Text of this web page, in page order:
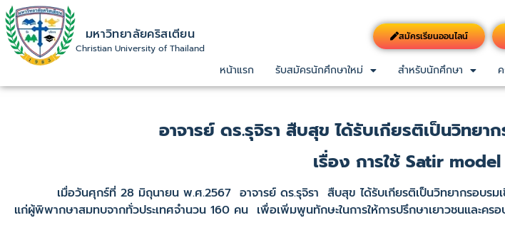
มหาวิทยาลัยคริสเตียน
Christian University of Thailand
สมัครเรียนออนไลน์
หน้าแรก รับสมัครนักศึกษาใหม่ สำหรับนักศึกษา
อาจารย์ ดร.รุจิรา สืบสุข ได้รับเกียรติเป็นวิทยา
เรื่อง การใช้ Satir model
เมื่อวันศุกร์ที่ 28 มิถุนายน พ.ศ.2567 อาจารย์ ดร.รุจิรา สืบสุข ได้รับเกียรติเป็นวิทยากรอบรมเชิ
แก่ผู้พิพากษาสมทบจากทั่วประเทศจำนวน 160 คน เพื่อเพิ่มพูนทักษะในการให้การปรึกษาเยาวชนและคร